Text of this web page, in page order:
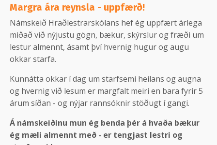
Margra ára reynsla - uppfærð!
Námskeið Hraðlestrarskólans hef ég uppfært árlega
miðað við nýjustu gögn, bækur, skýrslur og fræði um
lestur almennt, ásamt því hvernig hugur og augu
okkar starfa.
Kunnátta okkar í dag um starfsemi heilans og augna
og hvernig við lesum er margfalt meiri en bara fyrir 5
árum síðan - og nýjar rannsóknir stöðugt í gangi.
Á námskeiðinu mun ég benda þér á hvaða bækur
ég mæli almennt með - er tengjast lestri og